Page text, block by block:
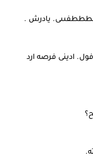
يادرش .
ادينى فرصه ارد